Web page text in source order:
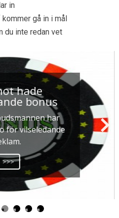
in
gå in i mål
du inte redan vet
hade
bonus
har
för vilseledande
>>>